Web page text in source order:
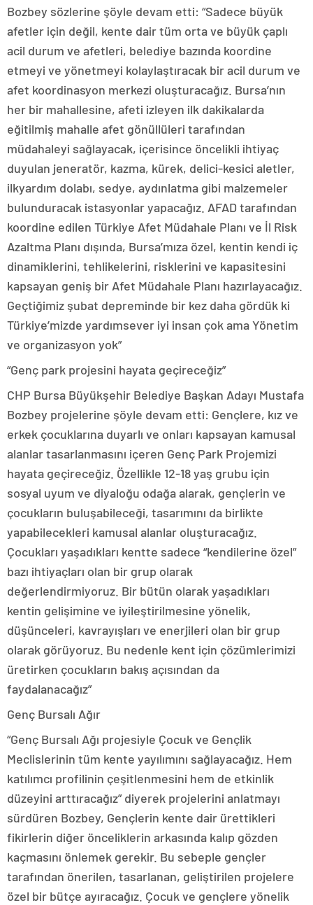
Bozbey sözlerine şöyle devam etti: “Sadece büyük
afetler için değil, kente dair tüm orta ve büyük çaplı
acil durum ve afetleri, belediye bazında koordine
etmeyi ve yönetmeyi kolaylaştıracak bir acil durum ve
afet koordinasyon merkezi oluşturacağız. Bursa’nın
her bir mahallesine, afeti izleyen ilk dakikalarda
eğitilmiş mahalle afet gönüllüleri tarafından
müdahaleyi sağlayacak, içerisince öncelikli ihtiyaç
duyulan jeneratör, kazma, kürek, delici-kesici aletler,
ilkyardım dolabı, sedye, aydınlatma gibi malzemeler
bulunduracak istasyonlar yapacağız. AFAD tarafından
koordine edilen Türkiye Afet Müdahale Planı ve İl Risk
Azaltma Planı dışında, Bursa’mıza özel, kentin kendi iç
dinamiklerini, tehlikelerini, risklerini ve kapasitesini
kapsayan geniş bir Afet Müdahale Planı hazırlayacağız.
Geçtiğimiz şubat depreminde bir kez daha gördük ki
Türkiye’mizde yardımsever iyi insan çok ama Yönetim
ve organizasyon yok”
“Genç park projesini hayata geçireceğiz”
CHP Bursa Büyükşehir Belediye Başkan Adayı Mustafa
Bozbey projelerine şöyle devam etti: Gençlere, kız ve
erkek çocuklarına duyarlı ve onları kapsayan kamusal
alanlar tasarlanmasını içeren Genç Park Projemizi
hayata geçireceğiz. Özellikle 12-18 yaş grubu için
sosyal uyum ve diyaloğu odağa alarak, gençlerin ve
çocukların buluşabileceği, tasarımını da birlikte
yapabilecekleri kamusal alanlar oluşturacağız.
Çocukları yaşadıkları kentte sadece “kendilerine özel”
bazı ihtiyaçları olan bir grup olarak
değerlendirmiyoruz. Bir bütün olarak yaşadıkları
kentin gelişimine ve iyileştirilmesine yönelik,
düşünceleri, kavrayışları ve enerjileri olan bir grup
olarak görüyoruz. Bu nedenle kent için çözümlerimizi
üretirken çocukların bakış açısından da
faydalanacağız”
Genç Bursalı Ağır
“Genç Bursalı Ağı projesiyle Çocuk ve Gençlik
Meclislerinin tüm kente yayılımını sağlayacağız. Hem
katılımcı profilinin çeşitlenmesini hem de etkinlik
düzeyini arttıracağız” diyerek projelerini anlatmayı
sürdüren Bozbey, Gençlerin kente dair ürettikleri
fikirlerin diğer önceliklerin arkasında kalıp gözden
kaçmasını önlemek gerekir. Bu sebeple gençler
tarafından önerilen, tasarlanan, geliştirilen projelere
özel bir bütçe ayıracağız. Çocuk ve gençlere yönelik